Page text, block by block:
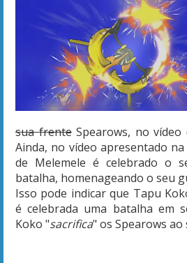
sua frenteSpearows, no vídeo
Ainda, no vídeo apresentado
de Melemele é celebrado o
batalha, homenageando o seu
Isso pode indicar que Tapu
é celebrada uma batalha em
Koko "sacrifica" os Spearows ao